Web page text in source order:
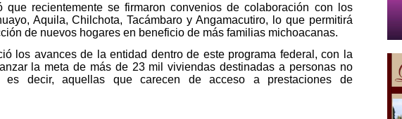
que recientemente se firmaron convenios de colaboración con los
Aquila, Chilchota, Tacámbaro y Angamacutiro, lo que permitirá
de nuevos hogares en beneficio de más familias michoacanas.
los avances de la entidad dentro de este programa federal, con la
la meta de más de 23 mil viviendas destinadas a personas no
es decir, aquellas que carecen de acceso a prestaciones de